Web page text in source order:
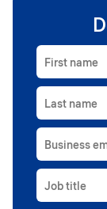
First name
Last name
Business
Job title